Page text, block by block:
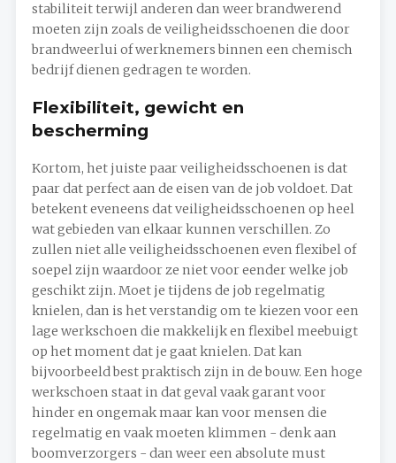
stabiliteit terwijl anderen dan weer brandwerend
moeten zijn zoals de veiligheidsschoenen die door
brandweerlui of werknemers binnen een chemisch
bedrijf dienen gedragen te worden.
Flexibiliteit, gewicht en
bescherming
Kortom, het juiste paar veiligheidsschoenen is dat
paar dat perfect aan de eisen van de job voldoet. Dat
betekent eveneens dat veiligheidsschoenen op heel
wat gebieden van elkaar kunnen verschillen. Zo
zullen niet alle veiligheidsschoenen even flexibel of
soepel zijn waardoor ze niet voor eender welke job
geschikt zijn. Moet je tijdens de job regelmatig
knielen, dan is het verstandig om te kiezen voor een
lage werkschoen die makkelijk en flexibel meebuigt
op het moment dat je gaat knielen. Dat kan
bijvoorbeeld best praktisch zijn in de bouw. Een hoge
werkschoen staat in dat geval vaak garant voor
hinder en ongemak maar kan voor mensen die
regelmatig en vaak moeten klimmen - denk aan
boomverzorgers - dan weer een absolute must